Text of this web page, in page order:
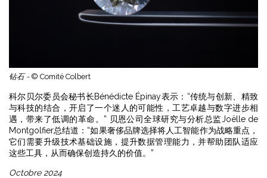
钻石 - © Comité Colbert
科尔贝尔委员会秘书长Bénédicte Épinay表示：“传统与创新、精致
与科技的结合，开启了一个迷人的可能性，工艺卓越与数字进步相
遇，带来了低调的革命。” 贝恩公司全球研究与分析总监Joëlle de
Montgolfier总结道：“如果奢侈品牌选择将人工智能作为战略重点，
它们需要升级技术基础设施，提升数据管理能力，并帮助团队适应
这些工具，从而确保创造持久的价值。”
Octobre 2024